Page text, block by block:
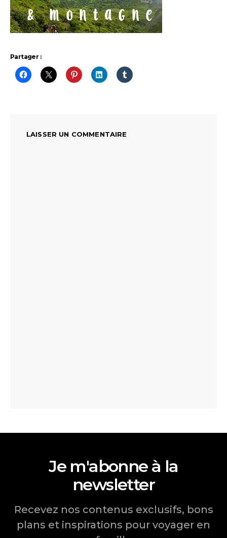
Partager :
LAISSER UN COMMENTAIRE
Je m'abonne à la
newsletter
Recevez nos contenus exclusifs, bons
plans et inspirations pour voyager en